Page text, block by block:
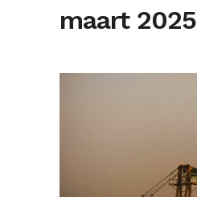
maart 2025